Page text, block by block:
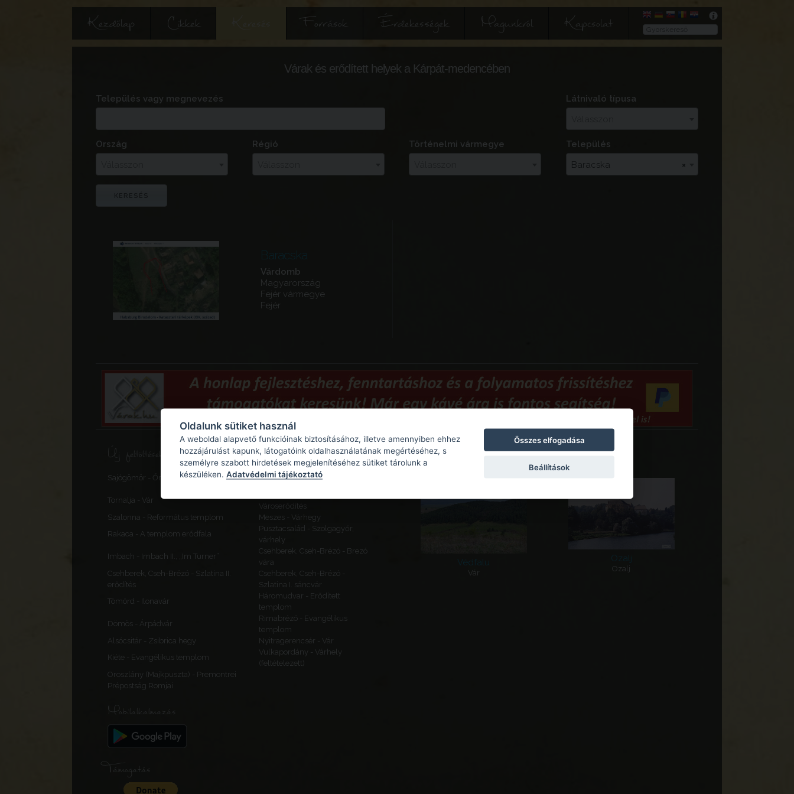
Kezdőlap Cikkek Források Érdekességek Magunkról Kapcsolat
Várak és erődített helyek a Kárpát-medencében
Település vagy megnevezés
Látnivaló típusa
Ország
Régió
Történelmi vármegye
Település
×
Baracska
Baracska
Várdomb
Magyarország
Fejér vármegye
Fejér
Új feltöltések, frissítések
Sajógömör - Őrtorony, elővédmű
Sajógömör - Várhegy - Gömör
Tornalja - Vár
Városerődítés
Szalonna - Református templom
Meszes - Várhegy
Rakaca - A templom erődfala
Pusztacsalád - Szolgagyőr,
várhely
Imbach - Imbach II., „Im Turner”
Csehberek, Cseh-Brézó - Brezó
vára
Csehberek, Cseh-Brézó - Szlatina II.
erődítés
Csehberek, Cseh-Brézó -
Szlatina I. sáncvár
Tömörd - Ilonavár
Háromudvar - Erődített
templom
Dömös - Árpádvár
Rimabrézó - Evangélikus
templom
Alsócsitár - Zsibrica hegy
Nyitragerencsér - Vár
Kiéte - Evangélikus templom
Vulkapordány - Várhely
(feltételezett)
Oroszlány (Majkpuszta) - Premontrei
Prépostság Romjai
Mobilalkalmazás
Támogatás
Ajánlott látnivalók
Védfalu
Vár
Ozalj
Ozalj
Oldalunk sütiket használ
A weboldal alapvető funkcióinak biztosításához, illetve amennyiben ehhez
hozzájárulást kapunk, látogatóink oldalhasználatának megértéséhez, s
személyre szabott hirdetések megjelenítéséhez sütiket tárolunk a
készüléken. Adatvédelmi tájékoztató
Összes elfogadása
Beállítások